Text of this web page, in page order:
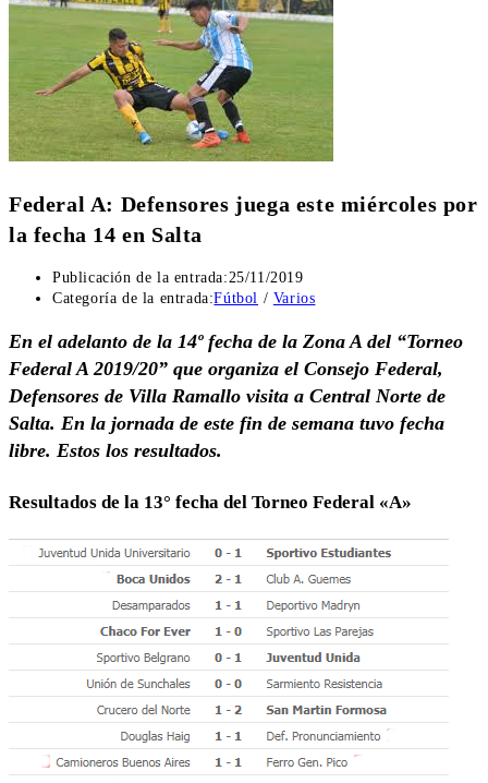
Federal A: Defensores juega este miércoles por
la fecha 14 en Salta
Publicación de la entrada:25/11/2019
Categoría de la entrada:Fútbol / Varios
En el adelanto de la 14º fecha de la Zona A del “Torneo
Federal A 2019/20” que organiza el Consejo Federal,
Defensores de Villa Ramallo visita a Central Norte de
Salta. En la jornada de este fin de semana tuvo fecha
libre. Estos los resultados.
Resultados de la 13° fecha del Torneo Federal «A»